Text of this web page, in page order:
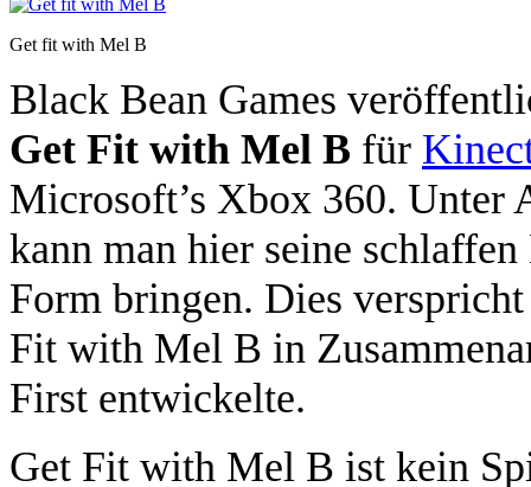
Get fit with Mel B
Black Bean Games
Get Fit with Mel B für
Microsoft’s Xbox 360.
kann man hier seine
Form bringen. Dies
Fit with Mel B in
First entwickelte.
Get Fit with Mel B ist kein